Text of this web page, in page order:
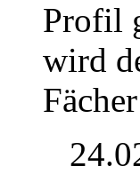
Profil
wird